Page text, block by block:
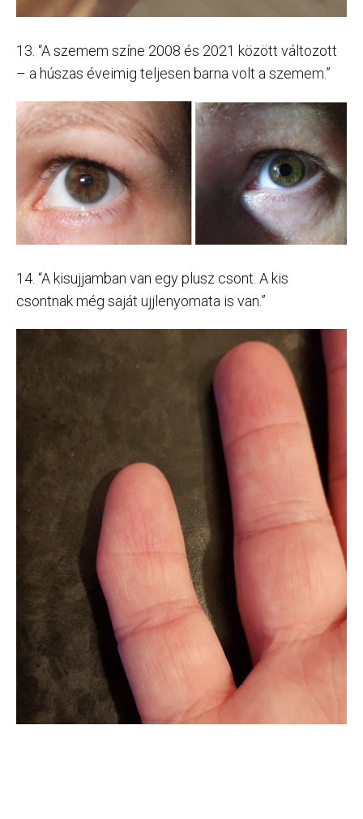
13. “A szemem színe 2008 és 2021 között változott
– a húszas éveimig teljesen barna volt a szemem.”
14. “A kisujjamban van egy plusz csont. A kis
csontnak még saját ujjlenyomata is van.”